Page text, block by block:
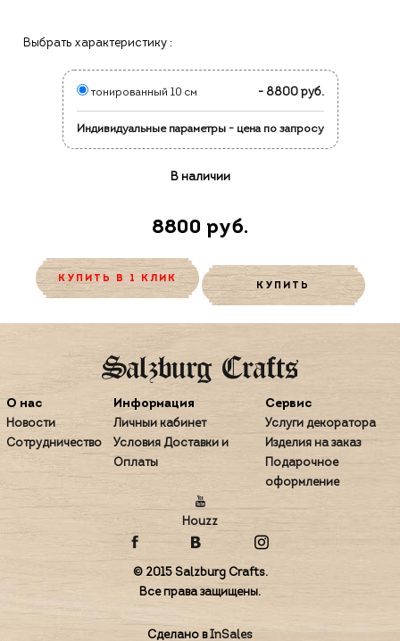
Выбрать характеристику :
тонированный 10 см - 8800 руб.
Индивидуальные параметры - цена по запросу
В наличии
8800 руб.
КУПИТЬ В 1 КЛИК
КУПИТЬ
О нас
Новости
Сотрудничество
Информация
Личный кабинет
Условия Доставки и
Оплаты
Сервис
Услуги декоратора
Изделия на заказ
Подарочное
оформление
Houzz
© 2015 Salzburg Crafts.
Все права защищены.
Сделано вInSales